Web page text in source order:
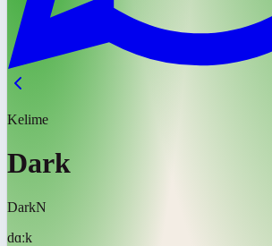
Kelime
Dark
DarkN
dɑːk